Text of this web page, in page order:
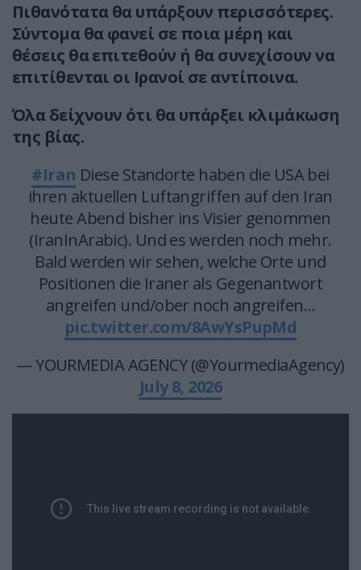
Πιθανότατα θα υπάρξουν περισσότερες.
Σύντομα θα φανεί σε ποια μέρη και
θέσεις θα επιτεθούν ή θα συνεχίσουν να
επιτίθενται οι Ιρανοί σε αντίποινα.
Όλα δείχνουν ότι θα υπάρξει κλιμάκωση
της βίας.
#Iran Diese Standorte haben die USA bei
ihren aktuellen Luftangriffen auf den Iran
heute Abend bisher ins Visier genommen
(IranInArabic). Und es werden noch mehr.
Bald werden wir sehen, welche Orte und
Positionen die Iraner als Gegenantwort
angreifen und/ober noch angreifen…
pic.twitter.com/8AwYsPupMd
— YOURMEDIA AGENCY (@YourmediaAgency)
July 8, 2026